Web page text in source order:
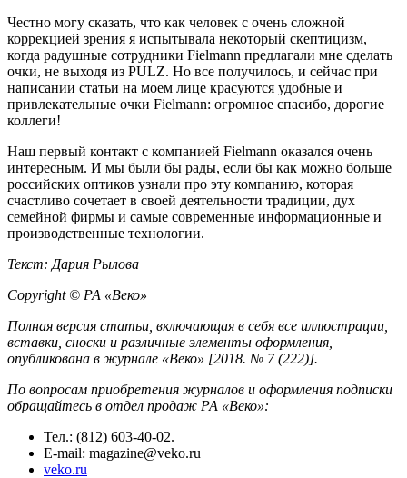
Честно могу сказать, что как человек с очень сложной
коррекцией зрения я испытывала некоторый скептицизм,
когда радушные сотрудники Fielmann предлагали мне сделать
очки, не выходя из PULZ. Но все получилось, и сейчас при
написании статьи на моем лице красуются удобные и
привлекательные очки Fielmann: огромное спасибо, дорогие
коллеги!
Наш первый контакт с компанией Fielmann оказался очень
интересным. И мы были бы рады, если бы как можно больше
российских оптиков узнали про эту компанию, которая
счастливо сочетает в своей деятельности традиции, дух
семейной фирмы и самые современные информационные и
производственные технологии.
Текст: Дария Рылова
Copyright © РА «Веко»
Полная версия статьи, включающая в себя все иллюстрации,
вставки, сноски и различные элементы оформления,
опубликована в журнале «Веко» [2018. № 7 (222)].
По вопросам приобретения журналов и оформления подписки
обращайтесь в отдел продаж РА «Веко»:
Тел.: (812) 603-40-02.
E-mail: magazine@veko.ru
veko.ru